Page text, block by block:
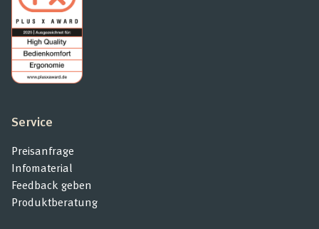
Service
Preisanfrage
Infomaterial
Feedback geben
Produktberatung